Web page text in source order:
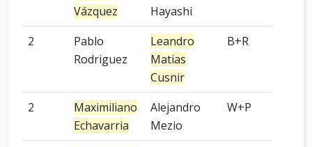
Vázquez
Hayashi
2
Pablo
Rodriguez
Leandro
Matias
Cusnir
B+R
2
Maximiliano
Echavarria
Alejandro
Mezio
W+P